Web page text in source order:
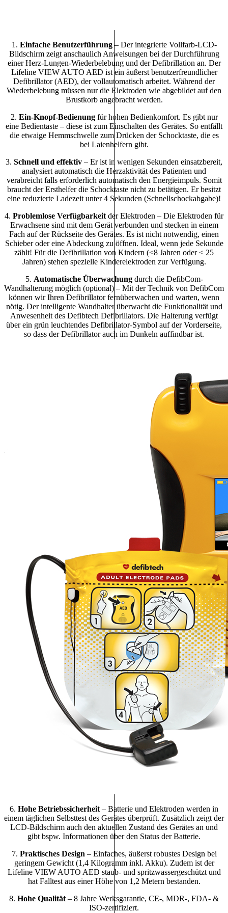
1. Einfache Benutzerführung– Der integrierte Vollfarb-LCD-
Bildschirm zeigt anschaulich Anweisungen bei der Durchführung
einer Herz-Lungen-Wiederbelebung und der Defibrillation an. Der
Lifeline VIEW AUTO AED ist ein äußerst benutzerfreundlicher
Defibrillator (AED), der vollautomatisch arbeitet. Während der
Wiederbelebung müssen nur die Elektroden wie abgebildet auf den
Brustkorb angebracht werden.
2. Ein-Knopf-Bedienungfür hohen Bedienkomfort. Es gibt nur
eine Bedientaste – diese ist zum Einschalten des Gerätes. So entfällt
die etwaige Hemmschwelle zum Drücken der Schocktaste, die es
bei Laienhelfern gibt.
3. Schnell und effektiv – Er ist in wenigen Sekunden einsatzbereit,
analysiert automatisch die Herzaktivität des Patienten und
verabreicht falls erforderlich automatisch den Energieimpuls. Somit
braucht der Ersthelfer die Schocktaste nicht zu betätigen. Er besitzt
eine reduzierte Ladezeit unter 4 Sekunden (Schnellschockabgabe)!
4. Problemlose Verfügbarkeitder Elektroden – Die Elektroden für
Erwachsene sind mit dem Gerät verbunden und stecken in einem
Fach auf der Rückseite des Gerätes. Es ist nicht notwendig, einen
Schieber oder eine Abdeckung zu öffnen. Ideal, wenn jede Sekunde
zählt! Für die Defibrillation von Kindern (<8 Jahren oder < 25
Jahren) stehen spezielle Kinderelektroden zur Verfügung.
5. Automatische Überwachungdurch die DefibCom-
Wandhalterung möglich (optional) – Mit der Technik von DefibCom
können wir Ihren Defibrillator fernüberwachen und warten, wenn
nötig. Der intelligente Wandhalter überwacht die Funktionalität und
Anwesenheit des Defibtech Defibrillators. Die Halterung verfügt
über ein grün leuchtendes Defibrillator-Symbol auf der Vorderseite,
so dass der Defibrillator auch im Dunkeln auffindbar ist.
6. Hohe Betriebssicherheit– Batterie und Elektroden werden in
einem täglichen Selbsttest des Gerätes überprüft. Zusätzlich zeigt der
LCD-Bildschirm auch den aktuellen Zustand des Gerätes an und
gibt bspw. Informationen über den Status der Batterie.
7. Praktisches Design– Einfaches, äußerst robustes Design bei
geringem Gewicht (1,4 Kilogramm inkl. Akku). Zudem ist der
Lifeline VIEW AUTO AED staub- und spritzwassergeschützt und
hat Falltest aus einer Höhe von 1,2 Metern bestanden.
8. Hohe Qualität– 8 Jahre Werksgarantie, CE-, MDR-, FDA- &
ISO-zertifiziert.